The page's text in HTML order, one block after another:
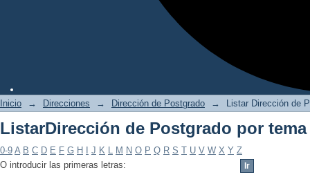
Inicio → Direcciones → Dirección de Postgrado → Listar Dirección de
ListarDirección de Postgrado por tema
0-9 A B C D E F G H J K L M N O P Q R S T U V W X Y Z
O introducir las primeras letras: